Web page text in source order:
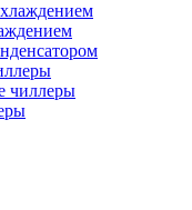
чиллеры